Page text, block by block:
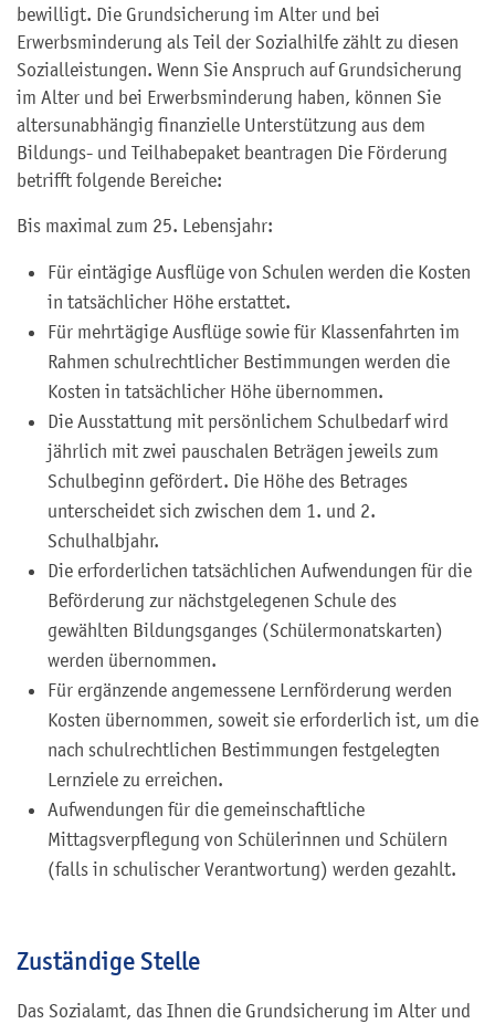
bewilligt. Die Grundsicherung im Alter und bei
Erwerbsminderung als Teil der Sozialhilfe zählt zu diesen
Sozialleistungen. Wenn Sie Anspruch auf Grundsicherung
im Alter und bei Erwerbsminderung haben, können Sie
altersunabhängig finanzielle Unterstützung aus dem
Bildungs- und Teilhabepaket beantragen Die Förderung
betrifft folgende Bereiche:
Bis maximal zum 25. Lebensjahr:
Für eintägige Ausflüge von Schulen werden die Kosten
in tatsächlicher Höhe erstattet.
Für mehrtägige Ausflüge sowie für Klassenfahrten im
Rahmen schulrechtlicher Bestimmungen werden die
Kosten in tatsächlicher Höhe übernommen.
Die Ausstattung mit persönlichem Schulbedarf wird
jährlich mit zwei pauschalen Beträgen jeweils zum
Schulbeginn gefördert. Die Höhe des Betrages
unterscheidet sich zwischen dem 1. und 2.
Schulhalbjahr.
Die erforderlichen tatsächlichen Aufwendungen für die
Beförderung zur nächstgelegenen Schule des
gewählten Bildungsganges (Schülermonatskarten)
werden übernommen.
Für ergänzende angemessene Lernförderung werden
Kosten übernommen, soweit sie erforderlich ist, um die
nach schulrechtlichen Bestimmungen festgelegten
Lernziele zu erreichen.
Aufwendungen für die gemeinschaftliche
Mittagsverpflegung von Schülerinnen und Schülern
(falls in schulischer Verantwortung) werden gezahlt.
Zuständige Stelle
Das Sozialamt, das Ihnen die Grundsicherung im Alter und